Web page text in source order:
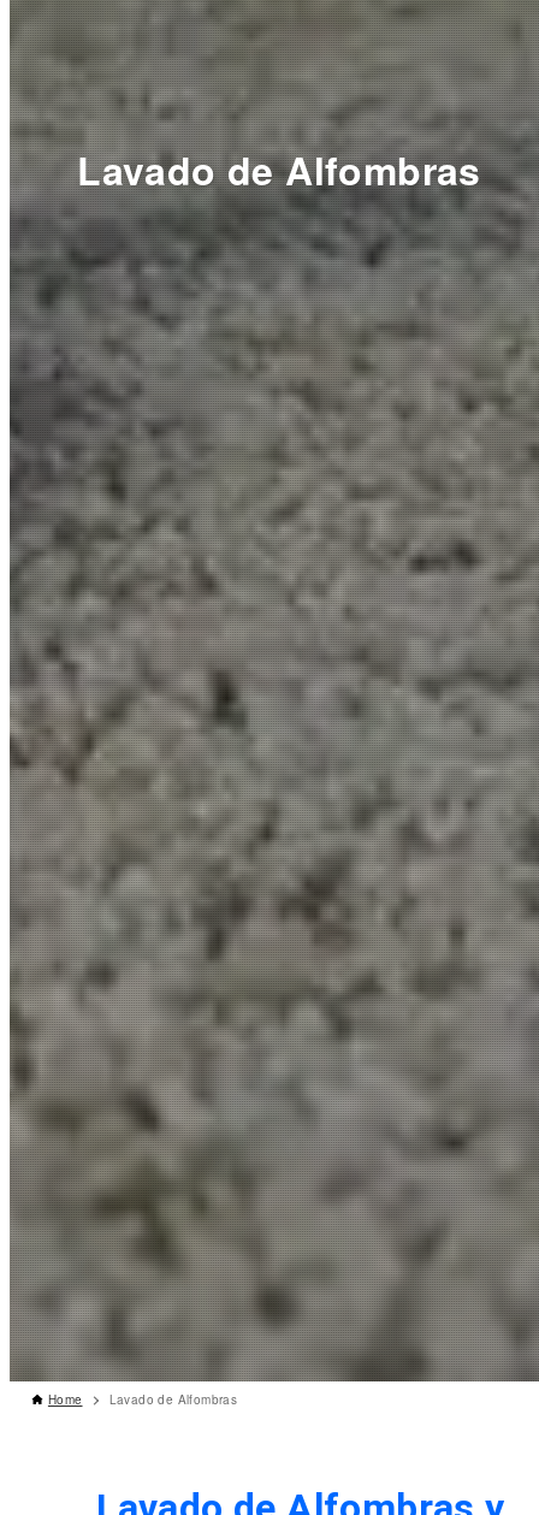
Lavado de Alfombras
Home Lavado de Alfombras